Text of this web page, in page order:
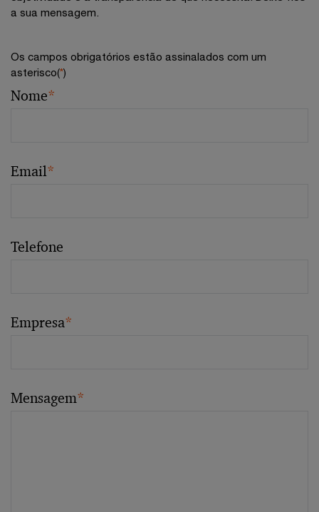
a sua mensagem.
Os campos obrigatórios estão assinalados com um
asterisco(*)
Nome*
Email*
Telefone
Empresa*
Mensagem*